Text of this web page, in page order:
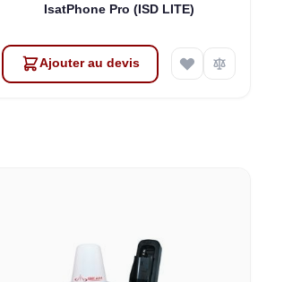
IsatPhone Pro (ISD LITE)
Ajouter au devis